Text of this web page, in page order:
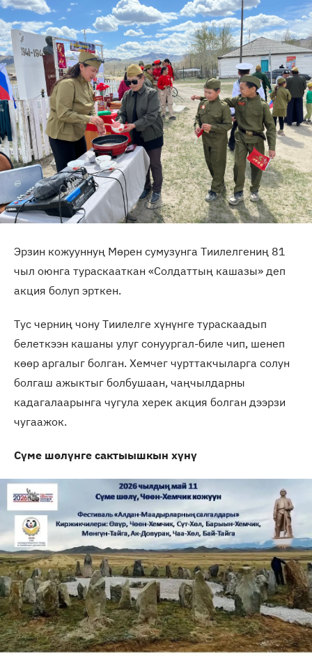
Эрзин кожууннуң Мөрен сумузунга Тиилелгениң 81
чыл оюнга тураскааткан «Солдаттың кашазы» деп
акция болуп эрткен.
Тус черниң чону Тиилелге хүнүнге тураскаадып
белеткээн кашаны улуг сонуургал-биле чип, шенеп
көөр аргалыг болган. Хемчег чурттакчыларга солун
болгаш ажыктыг болбушаан, чаңчылдарны
кадагалаарынга чугула херек акция болган дээрзи
чугаажок.
Сүме шөлүнге сактыышкын хүнү